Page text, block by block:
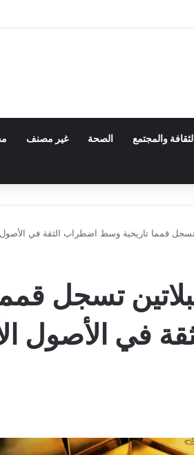
والمجتمع الصحة غير مصنف
تسجل قمما تاريخية وسط اضطراب الثقة في الأصول
تسجل
في الأصول